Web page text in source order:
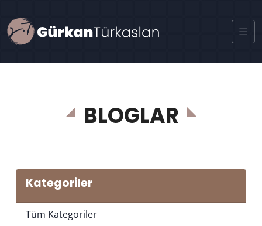
BLOGLAR
Kategoriler
Tüm Kategoriler